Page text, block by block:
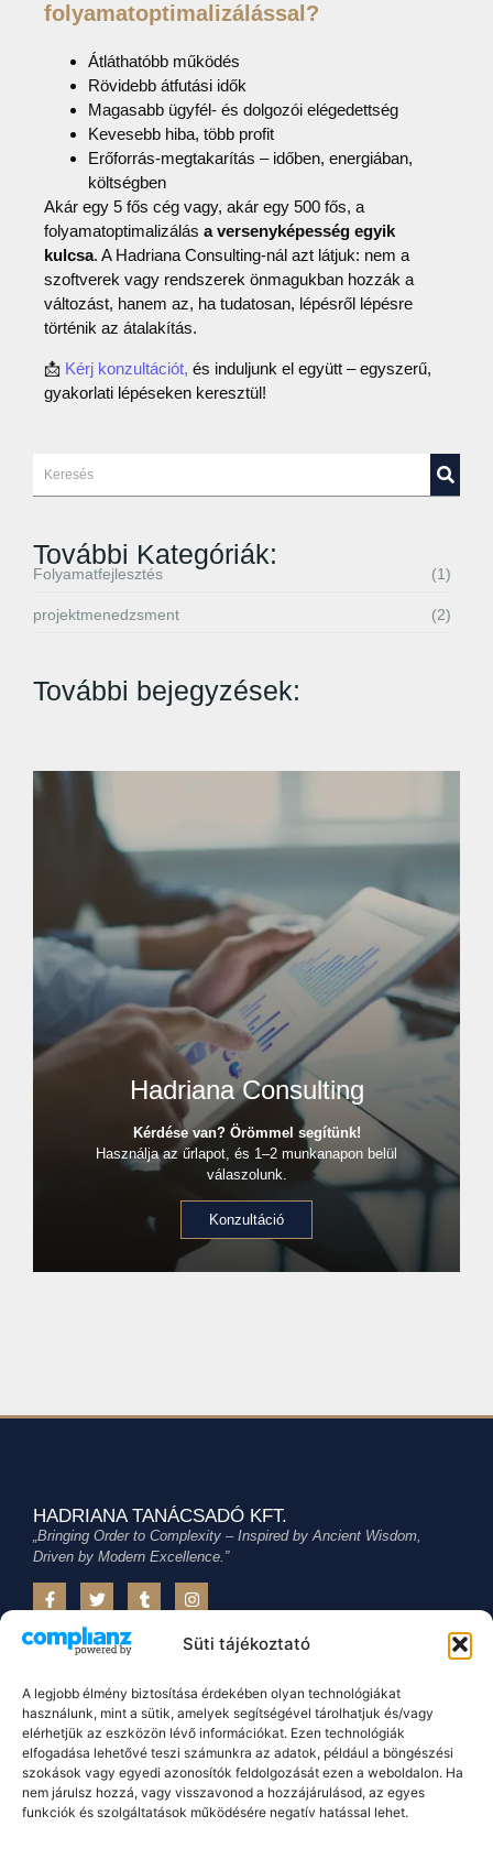
Süti tájékoztató
A legjobb élmény biztosítása érdekében olyan technológiákat
használunk, mint a sütik, amelyek segítségével tárolhatjuk és/vagy
elérhetjük az eszközön lévő információkat. Ezen technológiák
elfogadása lehetővé teszi számunkra az adatok, például a böngészési
szokások vagy egyedi azonosítók feldolgozását ezen a weboldalon. Ha
nem járulsz hozzá, vagy visszavonod a hozzájárulásod, az egyes
funkciók és szolgáltatások működésére negatív hatással lehet.
folyamatoptimalizálással?
Átláthatóbb működés
Rövidebb átfutási idők
Magasabb ügyfél- és dolgozói elégedettség
Kevesebb hiba, több profit
Erőforrás-megtakarítás – időben, energiában,
költségben
Akár egy 5 fős cég vagy, akár egy 500 fős, a
folyamatoptimalizálás a versenyképesség egyik
kulcsa. A Hadriana Consulting-nál azt látjuk: nem a
szoftverek vagy rendszerek önmagukban hozzák a
változást, hanem az, ha tudatosan, lépésről lépésre
történik az átalakítás.
📩 Kérj konzultációt, és induljunk el együtt – egyszerű,
gyakorlati lépéseken keresztül!
További Kategóriák:
Folyamatfejlesztés (1)
projektmenedzsment (2)
További bejegyzések:
Hadriana Consulting
Kérdése van? Örömmel segítünk!
Használja az űrlapot, és 1–2 munkanapon belül
válaszolunk.
Konzultáció
HADRIANA TANÁCSADÓ KFT.
„Bringing Order to Complexity – Inspired by Ancient Wisdom,
Driven by Modern Excellence.”
Feliratkozás
Oldalaink
Kezdőlap
Szolgáltatások
Blog
Dokumentumok
Süti(cookie)
Adtakezelés
Impresszum